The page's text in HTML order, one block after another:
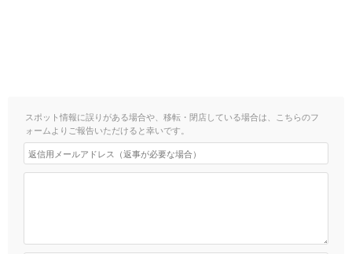
スポット情報に誤りがある場合や、移転・閉店している場合は、こちらのフ
ォームよりご報告いただけると幸いです。